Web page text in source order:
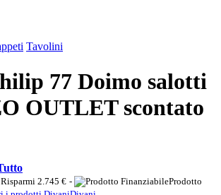
Tavolini
77 Doimo salotti
OUTLET scontato
Risparmi 2.745 € -
Prodotto